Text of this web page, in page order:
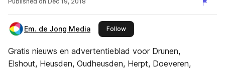
Em. de Jong Media Followthis publisher
Gratis nieuws en advertentieblad voor Drunen,
Elshout, Heusden, Oudheusden, Herpt, Doeveren,